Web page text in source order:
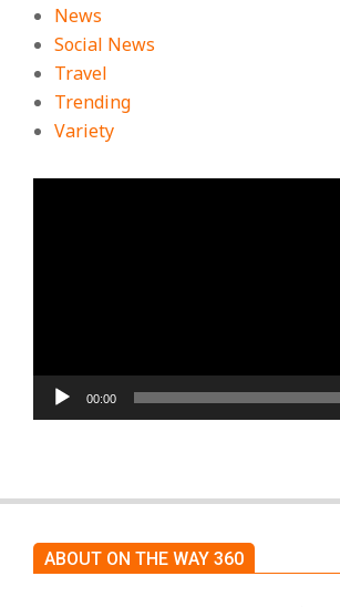
News
Social News
Travel
Trending
Variety
00:00
ABOUT ON THE WAY 360